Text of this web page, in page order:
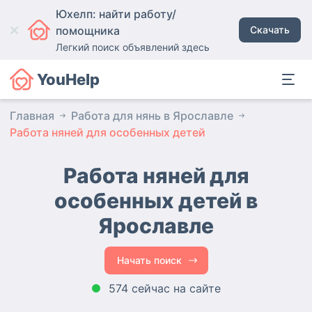
Юхелп: найти работу/
помощника
Легкий поиск объявлений здесь
Скачать
YouHelp
Главная
Работа для нянь в Ярославле
Работа няней для особенных детей
Работа няней для
особенных детей в
Ярославле
Начать поиск
574 сейчас на сайте